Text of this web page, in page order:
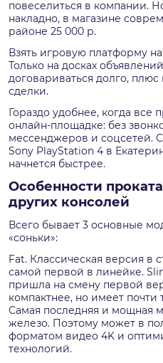
повеселиться в компании.
накладно, в магазине
районе 25 000 р.
Взять игровую платформу
Только на досках
договариваться долго, плюс
сделки.
Гораздо удобнее, когда все
онлайн-площадке: без
мессенджеров и соцсетей.
Sony PlayStation 4 в
начнется быстрее.
Особенности
других консолей
Всего бывает 3 основные
«соньки»:
Fat. Классическая версия в
самой первой в линейке.
пришла на смену первой
компактнее, но имеет почти
Самая последняя и мощная
железо. Поэтому может в
форматом видео 4K и
технологий.